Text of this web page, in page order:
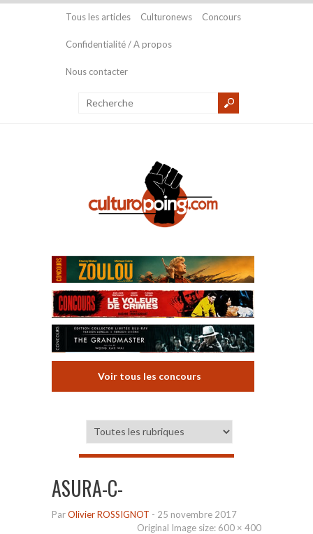
Tous les articles Culturonews Concours
Confidentialité / A propos
Nous contacter
Voir tous les concours
ASURA-C-
ParOlivier ROSSIGNOT - 25 novembre 2017
Original Image size: 600 × 400